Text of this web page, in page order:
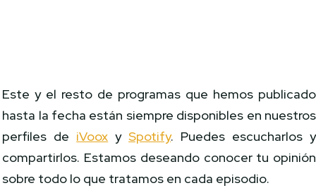
Este y el resto de programas que hemos publicado
hasta la fecha están siempre disponibles en nuestros
perfiles de iVoox ySpotify. Puedes escucharlos y
compartirlos. Estamos deseando conocer tu opinión
sobre todo lo que tratamos en cada episodio.